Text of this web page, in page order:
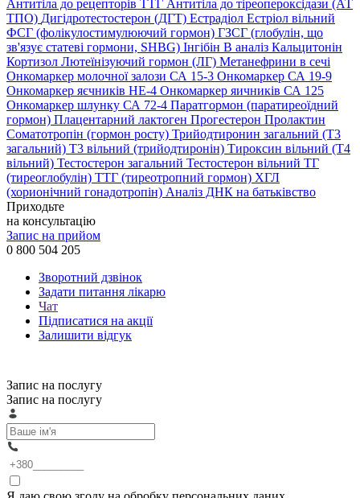
Антитіла до рецепторів ТТГ Антитіла до тіреопероксідази (АТ
ТПО) Дигідротестостерон (ДГТ) Естрадіол Естріол вільний
ФСГ (фолікулостимулюючий гормон) ГЗСГ (глобулін, що
зв'язує статеві гормони, SHBG) Інгібін B аналіз Кальцитонін
Кортизол Лютеїнізуючий гормон (ЛГ) Метанефрини в сечі
Онкомаркер молочної залози СА 15-3 Онкомаркер СА 19-9
Онкомаркер яєчників НЕ-4 Онкомаркер яичників СА 125
Онкомаркер шлунку СА 72-4 Паратгормон (паратиреоїдний
гормон) Плацентарний лактоген Прогестерон Пролактин
Соматотропін (гормон росту) Трийодтиронин загальний (Т3
загальний) Т3 вільний (трийодтиронін) Тироксин вільний (Т4
вільний) Тестостерон загальний Тестостерон вільний ТГ
(тиреоглобулін) ТТГ (тиреотропний гормон) ХГЛ
(хорионічний гонадотропін) Аналіз ДНК на батьківство
Приходьте
на консультацію
Запис на прийом
0 800 504 205
Зворотний дзвінок
Задати питання лікарю
Чат
Підписатися на акції
Залишити відгук
Запис на послугу
Запис на послугу